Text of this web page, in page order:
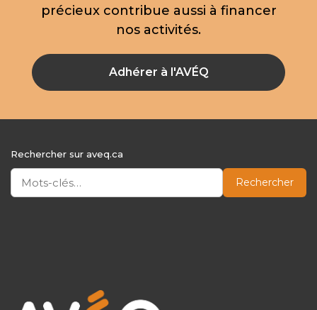
précieux contribue aussi à financer
nos activités.
Adhérer à l'AVÉQ
Rechercher sur aveq.ca
Rechercher